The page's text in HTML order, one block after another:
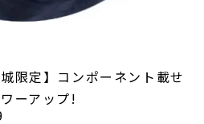
限定】コンポーネント載せ
ーアップ!